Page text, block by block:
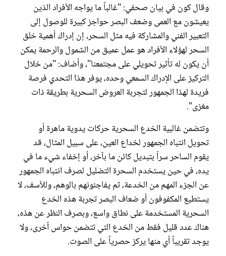
وقال كون في بيان صحفي: "غالباً ما يواجه الأفراد الذين
يعيشون مع العمى وضعف البصر حواجز كبيرة للوصول إلى
التعبير الفني والمشاركة فيه مثل السحر، إن إدراك أهمية خلق
السحر لهؤلاء الأفراد هو عمل عميق من الشمول والرحمة يمكن
أن يكون له تأثير تحويلي على مجتمعنا"، وأضاف: "من خلال
التركيز على الإدراك السمعي وحده، يوفر هذا التحدي فرصة
فريدة لهذا الجمهور لتجربة العروض السحرية بطريقة ذات
مغزى".
وتتضمن غالبية الخدع السحرية حركات يدوية ماهرة أو
تحويل انتباه الجمهور لخداع العين، على سبيل المثال، قد
يقوم الساحر سراً بتبديل كائن ما بآخر، أو إخفاء شيء ما في
يده، في حين يستخدم السحرة التضليل لصرف انتباه الجمهور
عن الجزء المهم من الخدعة، ثم يفاجئونهم بالوهم، وللأسف، لا
يستطيع المكفوفون أو ضعاف البصر تجربة هذه الخدع
السحرية المستخدمة على نطاق واسع، وبصرف النظر عن هذه،
هناك عدد قليل فقط من الخدع التي تتضمن حواس أخرى، ولا
يوجد تقريباً أي منها يركز حصرياً على الصوت.